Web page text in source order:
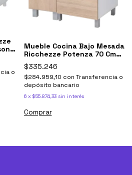
o
Mueble Cocina Bajo Mesada
Ricchezze Potenza 70 Cm
Multiuso
$335.246
$284.959,10 con Transferencia o
depósito bancario
6 x $55.874,33 sin interés
Comprar